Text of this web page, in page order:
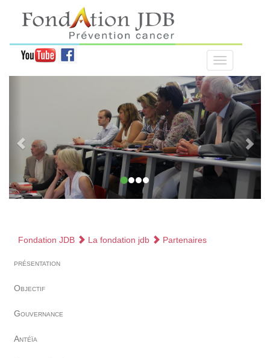
Fondation JDB La fondation jdb Partenaires
présentation
Objectif
Gouvernance
Antéïa